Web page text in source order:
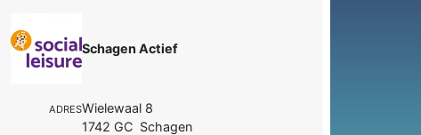
Schagen Actief
ADRESWielewaal 8
1742 GC Schagen